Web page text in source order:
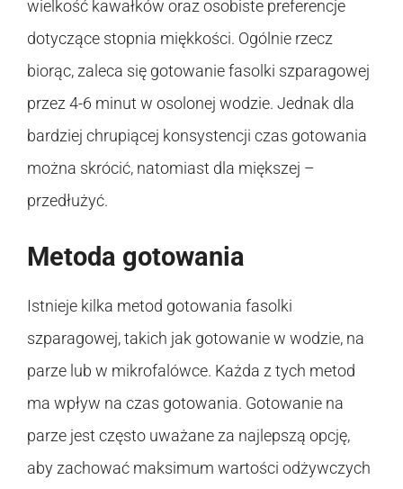
wielkość kawałków oraz osobiste preferencje
dotyczące stopnia miękkości. Ogólnie rzecz
biorąc, zaleca się gotowanie fasolki szparagowej
przez 4-6 minut w osolonej wodzie. Jednak dla
bardziej chrupiącej konsystencji czas gotowania
można skrócić, natomiast dla miększej –
przedłużyć.
Metoda gotowania
Istnieje kilka metod gotowania fasolki
szparagowej, takich jak gotowanie w wodzie, na
parze lub w mikrofalówce. Każda z tych metod
ma wpływ na czas gotowania. Gotowanie na
parze jest często uważane za najlepszą opcję,
aby zachować maksimum wartości odżywczych